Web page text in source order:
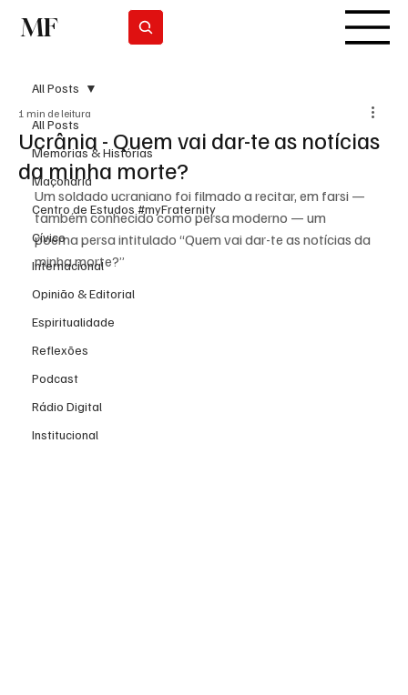
MF
All Posts
Memórias & Histórias
Maçonaria
Centro de Estudos #myFraternity
Cívico
Internacional
Opinião & Editorial
Espiritualidade
Reflexões
Podcast
Rádio Digital
Institucional
All Posts
Ucrânia - Quem vai dar-te as notícias
da minha morte?
1 min de leitura
Um soldado ucraniano foi filmado a recitar, em farsi —
também conhecido como persa moderno — um
poema persa intitulado “Quem vai dar-te as notícias da
minha morte?”